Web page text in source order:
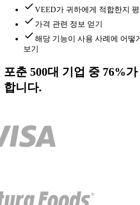
VEED가 귀하에게 적합한지
가격 관련 정보 얻기
해당 기능이 사용 사례에 어떻
보기
포춘 500대 기업 중 76%
합니다.